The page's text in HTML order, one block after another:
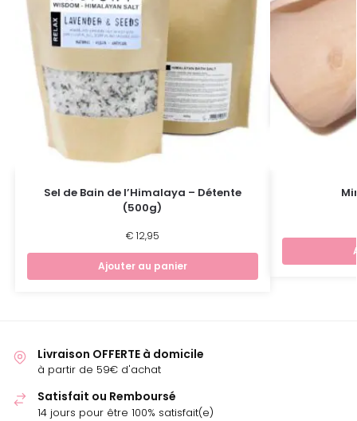
Sel de Bain de l’Himalaya – Détente
(500g)
€ 12,95
Ajouter au panier
Livraison OFFERTE à domicile
à partir de 59€ d'achat
Satisfait ou Remboursé
14 jours pour être 100% satisfait(e)